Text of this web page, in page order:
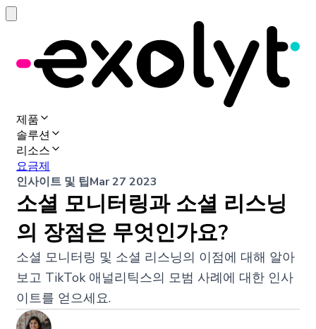
제품
솔루션
리소스
요금제
인사이트 및 팁Mar 27 2023
소셜 모니터링과 소셜 리스닝
의 장점은 무엇인가요?
소셜 모니터링 및 소셜 리스닝의 이점에 대해 알아
보고 TikTok 애널리틱스의 모범 사례에 대한 인사
이트를 얻으세요.